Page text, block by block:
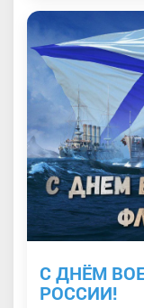
С ДНЁМ
РОССИИ!